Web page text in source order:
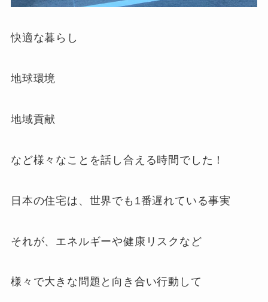
快適な暮らし
地球環境
地域貢献
など様々なことを話し合える時間でした！
日本の住宅は、世界でも1番遅れている事実
それが、エネルギーや健康リスクなど
様々で大きな問題と向き合い行動して